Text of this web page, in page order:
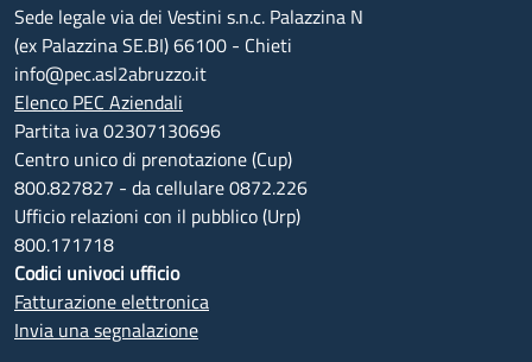
Sede legale via dei Vestini s.n.c. Palazzina N
(ex Palazzina SE.BI) 66100 - Chieti
info@pec.asl2abruzzo.it
Elenco PEC Aziendali
Partita iva 02307130696
Centro unico di prenotazione (Cup)
800.827827 - da cellulare 0872.226
Ufficio relazioni con il pubblico (Urp)
800.171718
Codici univoci ufficio
Fatturazione elettronica
Invia una segnalazione